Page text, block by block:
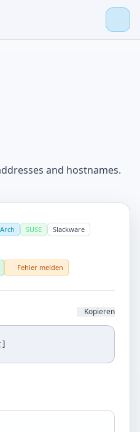
and hostnames.
Arch SUSE
Slackware
Fehler melden
Kopieren